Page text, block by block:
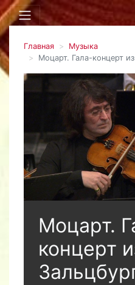
Главная
Музыка
Моцарт. Гала-концерт
Моцарт.
концерт